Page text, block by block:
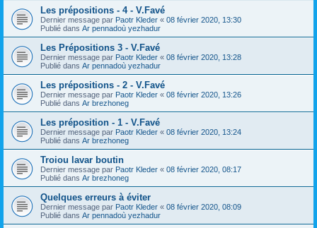
Les prépositions - 4 - V.Favé
Dernier message par Paotr Kleder « 08 février 2020, 13:30
Publié dans Ar pennadoù yezhadur
Les Prépositions 3 - V.Favé
Dernier message par Paotr Kleder « 08 février 2020, 13:28
Publié dans Ar pennadoù yezhadur
Les prépositions - 2 - V.Favé
Dernier message par Paotr Kleder « 08 février 2020, 13:26
Publié dans Ar brezhoneg
Les préposition - 1 - V.Favé
Dernier message par Paotr Kleder « 08 février 2020, 13:24
Publié dans Ar brezhoneg
Troiou lavar boutin
Dernier message par Paotr Kleder « 08 février 2020, 08:17
Publié dans Ar brezhoneg
Quelques erreurs à éviter
Dernier message par Paotr Kleder « 08 février 2020, 08:09
Publié dans Ar pennadoù yezhadur